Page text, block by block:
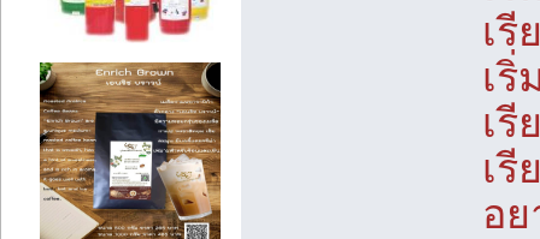
เ
เ
เ
เ
อย